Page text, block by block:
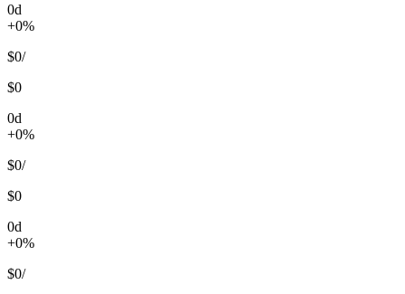
0d
+0%
$0/
$0
0d
+0%
$0/
$0
0d
+0%
$0/